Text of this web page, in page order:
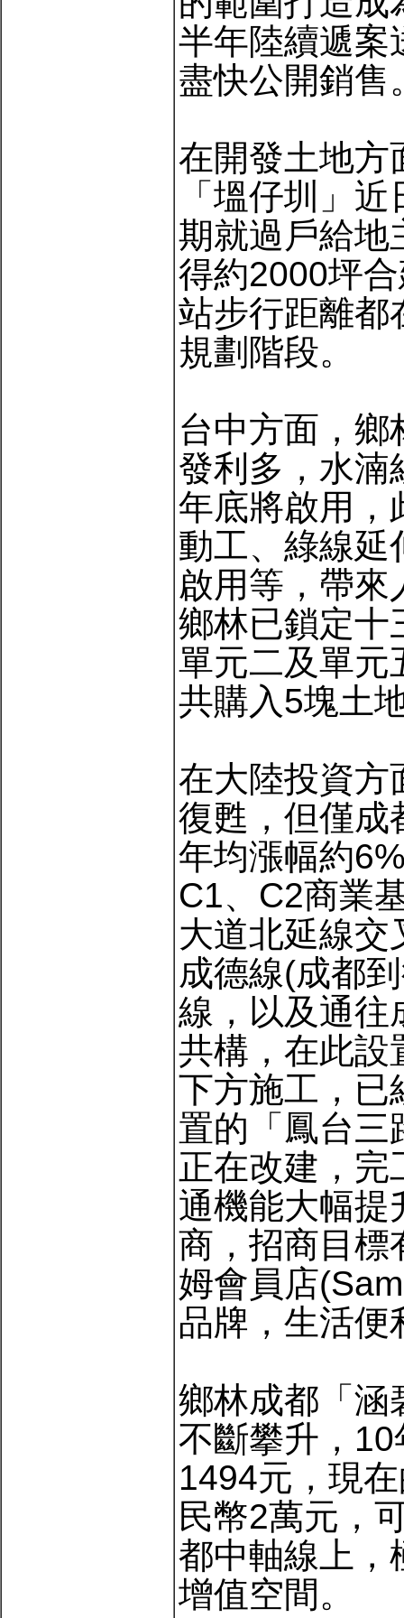
半年陸續遞案
盡快公開銷售
在開發土地方
「塭仔圳」
期就過戶給地
得約2000坪
站步行距離都
規劃階段。
台中方面，鄉
發利多，水湳
年底將啟用，
動工、綠線延
啟用等，帶來
鄉林已鎖定十
單元二及單元
共購入5塊土
在大陸投資方
復甦，但僅成
年均漲幅約
C1、C2商業
大道北延線交
成德線(成都
線，以及通往
共構，在此設
下方施工，已
置的「鳳台三
正在改建，完
通機能大幅提
商，招商目標
姆會員店
品牌，生活便
鄉林成都「涵
不斷攀升，
1494元，現
民幣2萬元，
都中軸線上，
增值空間。